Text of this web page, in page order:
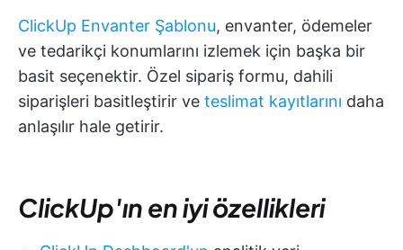
ClickUp Envanter Şablonu, envanter, ödemeler
ve tedarikçi konumlarını izlemek için başka bir
basit seçenektir. Özel sipariş formu, dahili
siparişleri basitleştirir ve teslimat kayıtlarını daha
anlaşılır hale getirir.
ClickUp'ın en iyi özellikleri